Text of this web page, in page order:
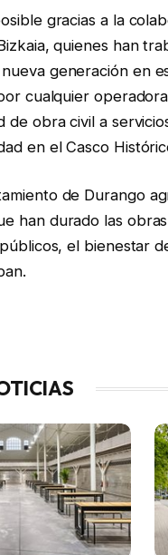
gracias a la
quienes han
generación en
cualquier
de obra civil a
en el Casco
de Durango
han durado las
el bienestar